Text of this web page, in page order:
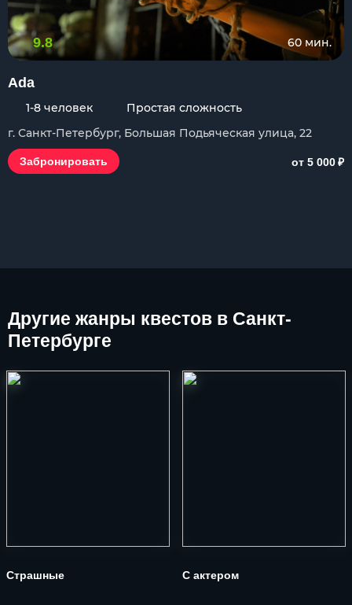
9.8 60 мин.
Ada
1-8 человек
Простая сложность
г. Санкт-Петербург, Большая Подьяческая улица, 22
Забронировать от 5 000₽
Другие жанры квестов в Санкт-
Петербурге
Страшные С актером